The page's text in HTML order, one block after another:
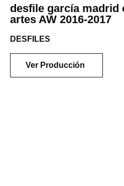
desfile garcía madrid
artes AW 2016-2017
DESFILES
Ver Producción